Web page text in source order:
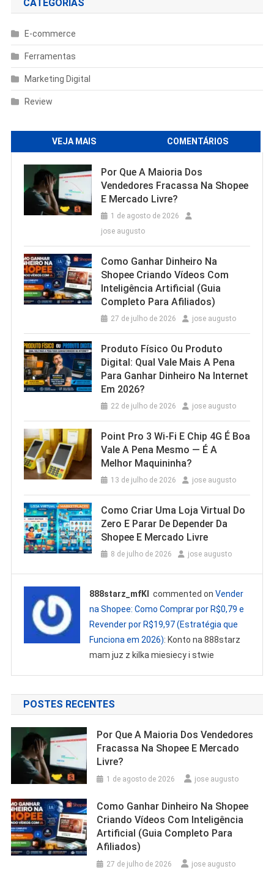
CATEGORIAS
E-commerce
Ferramentas
Marketing Digital
Review
VEJA MAIS COMENTÁRIOS
Por Que A Maioria Dos
Vendedores Fracassa Na Shopee
E Mercado Livre?
1 de agosto de 2026
jose augusto
Como Ganhar Dinheiro Na
Shopee Criando Vídeos Com
Inteligência Artificial (Guia
Completo Para Afiliados)
27 de julho de 2026 jose augusto
Produto Físico Ou Produto
Digital: Qual Vale Mais A Pena
Para Ganhar Dinheiro Na Internet
Em 2026?
22 de julho de 2026 jose augusto
Point Pro 3 Wi‑Fi E Chip 4G É Boa
Vale A Pena Mesmo — É A
Melhor Maquininha?
13 de julho de 2026 jose augusto
Como Criar Uma Loja Virtual Do
Zero E Parar De Depender Da
Shopee E Mercado Livre
8 de julho de 2026 jose augusto
888starz_mfKl commented onVender
na Shopee: Como Comprar por R$0,79 e
Revender por R$19,97 (Estratégia que
Funciona em 2026): Konto na 888starz
mam juz z kilka miesiecy i stwie
POSTES RECENTES
Por Que A Maioria Dos Vendedores
Fracassa Na Shopee E Mercado
Livre?
1 de agosto de 2026 jose augusto
Como Ganhar Dinheiro Na Shopee
Criando Vídeos Com Inteligência
Artificial (Guia Completo Para
Afiliados)
27 de julho de 2026 jose augusto